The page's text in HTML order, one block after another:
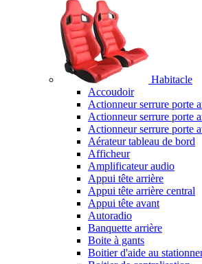
Habitacle
Accoudoir
Actionneur serrure porte
Actionneur serrure porte
Actionneur serrure porte
Aérateur tableau de bord
Afficheur
Amplificateur audio
Appui tête arrière
Appui tête arrière central
Appui tête avant
Autoradio
Banquette arrière
Boite à gants
Boitier d'aide au